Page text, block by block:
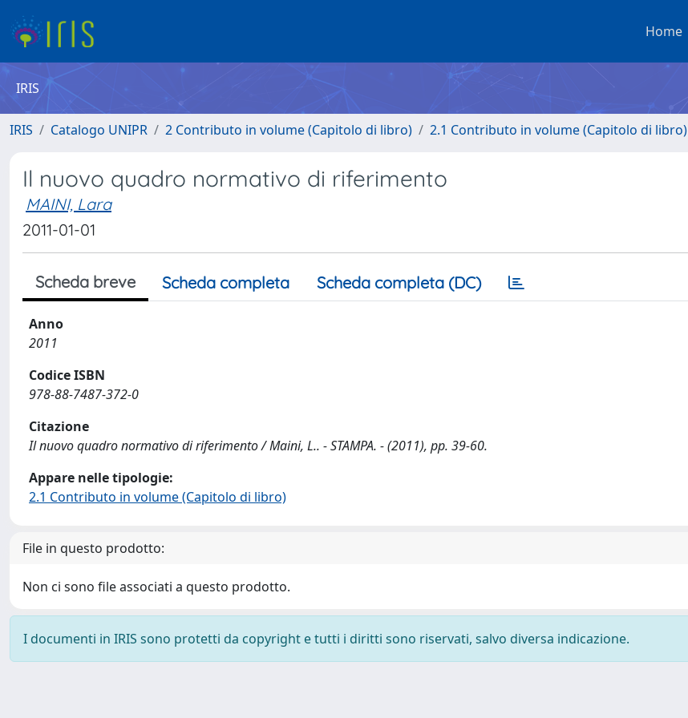
Home
IRIS
IRIS Catalogo UNIPR 2 Contributo in volume (Capitolo di libro) 2.1 Contributo in volume (Capitolo di libro)
Il nuovo quadro normativo di riferimento
MAINI, Lara
2011-01-01
Scheda breve Scheda completa Scheda completa (DC)
Anno
2011
Codice ISBN
978-88-7487-372-0
Citazione
Il nuovo quadro normativo di riferimento / Maini, L.. - STAMPA. - (2011), pp. 39-60.
Appare nelle tipologie:
2.1 Contributo in volume (Capitolo di libro)
File in questo prodotto:
Non ci sono file associati a questo prodotto.
I documenti in IRIS sono protetti da copyright e tutti i diritti sono riservati, salvo diversa indicazione.